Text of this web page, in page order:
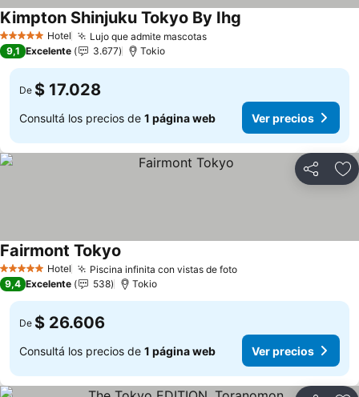
5 Estrellas Hotel Lujo que admite mascotas
Kimpton Shinjuku Tokyo By Ihg
9,1 Excelente 3.677 Tokio
De $ 17.028
Consultá los precios de 1 página web Ver precios
Compartir
5 Estrellas Hotel Piscina infinita con vistas de foto
Fairmont Tokyo
9,4 Excelente 538 Tokio
De $ 26.606
Consultá los precios de 1 página web Ver precios